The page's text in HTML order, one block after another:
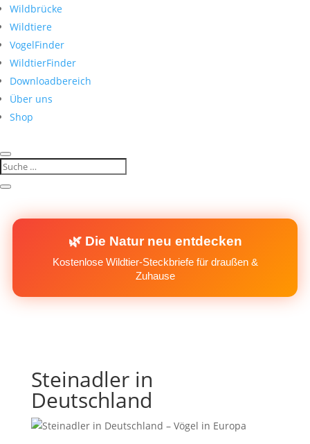
Wildbrücke
Wildtiere
VogelFinder
WildtierFinder
Downloadbereich
Über uns
Shop
🌿 Die Natur neu entdecken
Kostenlose Wildtier-Steckbriefe für draußen &
Zuhause
Steinadler in
Deutschland